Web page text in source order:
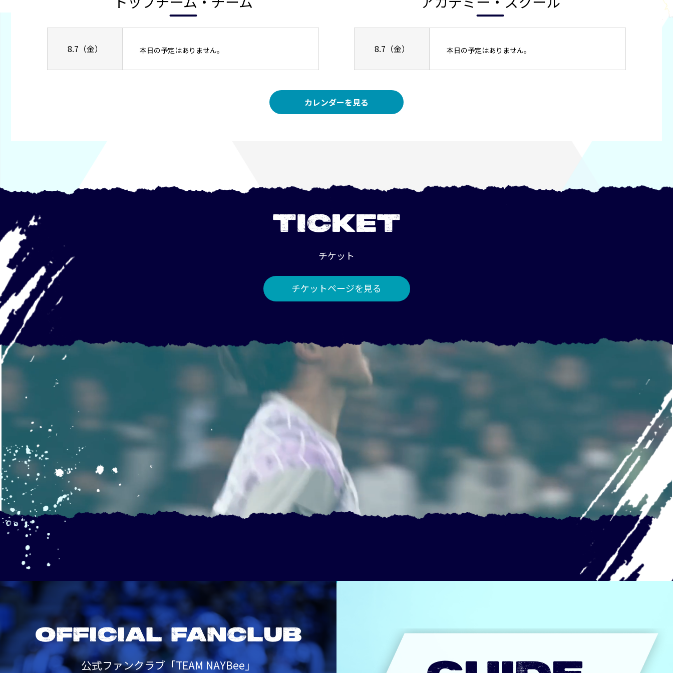
8.7（金） 本日の予定はありません。 8.7（金） 本日の予定はありません。
カレンダーを見る
TICKET
チケット
チケットページを見る
OFFICIAL FANCLUB
公式ファンクラブ「TEAM NAYBee」